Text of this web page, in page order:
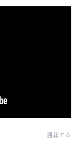
通報する